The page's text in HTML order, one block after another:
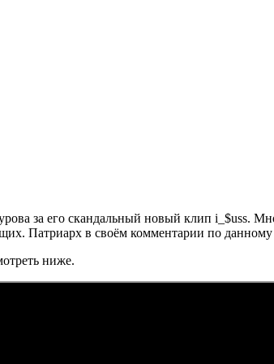
за его скандальный новый клип i_$uss.
Патриарх в своём комментарии по
ниже.